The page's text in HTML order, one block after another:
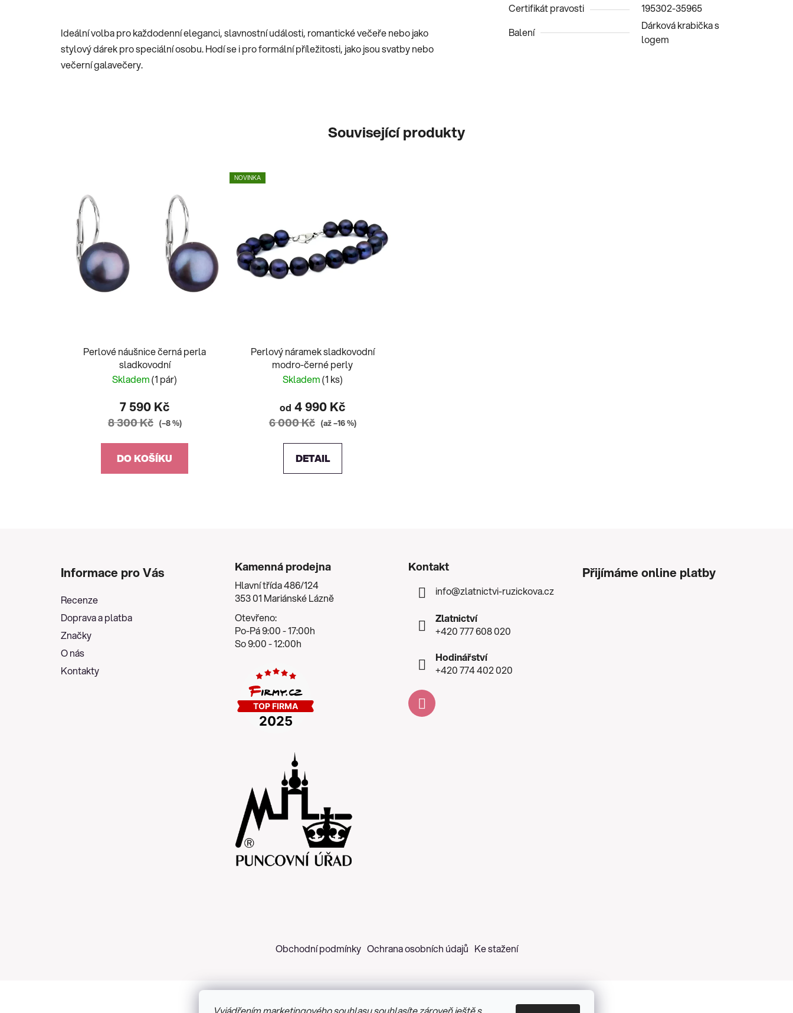
Ideální volba pro každodenní eleganci, slavnostní události, romantické večeře nebo jako
stylový dárek pro speciální osobu. Hodí se i pro formální příležitosti, jako jsou svatby nebo
večerní galavečery.
Certifikát pravosti
195302-35965
Balení
Dárková krabička s
logem
Související produkty
Perlové náušnice černá perla
sladkovodní
Skladem(1 pár)
7 590 Kč
8 300 Kč (–8 %)
DO KOŠÍKU
NOVINKA
Perlový náramek sladkovodní
modro-černé perly
Skladem(1 ks)
od 4 990 Kč
6 000 Kč (až –16 %)
DETAIL
Informace pro Vás
Recenze
Doprava a platba
Značky
O nás
Kontakty
Kamenná prodejna
Hlavní třída 486/124
353 01 Mariánské Lázně
Otevřeno:
Po-Pá 9:00 - 17:00h
So 9:00 - 12:00h
Kontakt
info@zlatnictvi-ruzickova.cz
Zlatnictví
+420 777 608 020
Hodinářství
+420 774 402 020
Přijímáme online platby
Obchodní podmínky Ochrana osobních údajů Ke stažení